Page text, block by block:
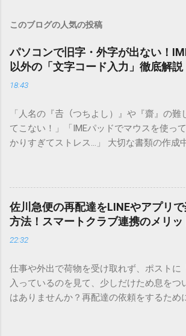
このブログの人気の投稿
パソコンで旧字・外字が出ない！
以外の「文字コード入力」徹底解説
18:43
「人名の『𠮷（つちよし）』や『齋』の難
てこない！」「IMEパッドでマウスを使っ
かりすぎてストレス…」 大切な書類の作成
てしまいますよね。多くの人が「IMEパッ
を使いますが、実はマウスで一画ずつ書く
し、似た漢字が多すぎて結局見つからない
ません。 そこで今回は、IMEパッドを使わ
ドを打ち込むだけで一瞬で旧字や外字、特
「文字コード入力」のテクニックを詳しく
必要はありません。 1. なぜ「変換」しても
こないのか？ そもそも、なぜ普通の変換で
あるのでしょうか。その理由は、パソコン
は、JIS規格（日本産業規格）によって「
佐川急便の再配達をLINEやアプリ
方法！スマートクラブ連携のメリッ
22:32
仕事や外出で荷物を受け取れず、ポストに
入っているのを見て、少しだけため息をつ
はありませんか？再配達の依頼をするため
ことに申し訳なさを感じたりすることもあ